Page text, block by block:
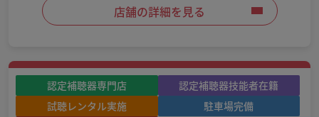
店舗の詳細を見る
認定補聴器専門店
認定補聴器技能者在籍
試聴レンタル実施
駐車場完備